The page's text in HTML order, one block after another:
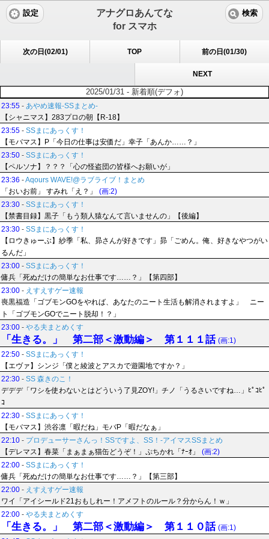
アナグロあんてな
for スマホ
設定 検索
次の日(02/01) TOP 前の日(01/30)
NEXT
2025/01/31 - 新着順(デフォ)
23:55 - あやめ速報-SSまとめ-
【シャニマス】283プロの朝【R-18】
23:55 - SSまにあっくす！
【モバマス】P「今日の仕事は安価だ」幸子「あんか……？」
23:50 - SSまにあっくす！
【ペルソナ】？？？「心の怪盗団の皆様へお願いが」
23:36 -Aqours WAVE!@ラブライブ！まとめ
「おいお前」 すみれ「え？」
(画:2)
23:30 - SSまにあっくす！
【禁書目録】黒子「もう類人猿なんて言いませんの」【後編】
23:30 - SSまにあっくす！
【ロウきゅーぶ】紗季「私、昴さんが好きです」昴「ごめん。俺、好きなやつがい
るんだ」
23:00 - SSまにあっくす！
傭兵「死ぬだけの簡単なお仕事です……？」【第四部】
23:00 - えすえすゲー速報
喪黒福造「ゴブモンGOをやれば、あなたのニート生活も解消されますよ」 ニー
ト「ゴブモンGOでニート脱却！？」
23:00 - やる夫まとめくす
「生きる。」 第二部＜激動編＞ 第１１１話 (画:1)
22:50 - SSまにあっくす！
【エヴァ】シンジ「僕と綾波とアスカで遊園地ですか？」
22:30 - SS 森きのこ！
デデデ「ワシを使わないとはどういう了見ZOY!」チノ「うるさいですね…」ﾋﾟｺﾋﾟ
ｺ
22:30 - SSまにあっくす！
【モバマス】渋谷凛「暇だね」モバP「暇だなぁ」
22:10 - プロデューサーさんっ！SSですよ、SS！-アイマスSSまとめ
【デレマス】春菜「まぁまぁ猫缶どうぞ！」ぷちかれ「ﾅｰｵ」
(画:2)
22:00 - SSまにあっくす！
傭兵「死ぬだけの簡単なお仕事です……？」【第三部】
22:00 - えすえすゲー速報
ワイ「アイシールド21おもしれー！アメフトのルール？分からん！ｗ」
22:00 - やる夫まとめくす
「生きる。」 第二部＜激動編＞ 第１１０話 (画:1)